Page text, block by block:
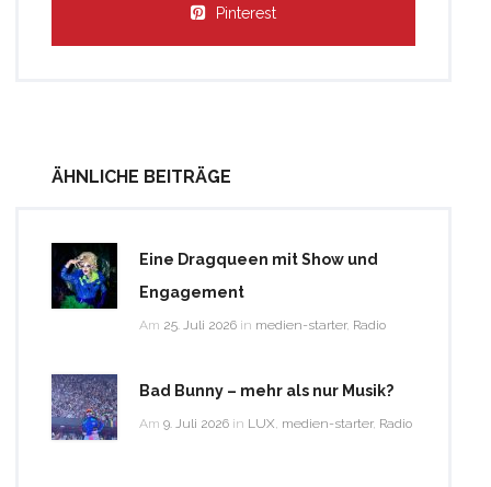
Pinterest
ÄHNLICHE BEITRÄGE
Eine Dragqueen mit Show und
Engagement
Am 25. Juli 2026 in medien-starter, Radio
Bad Bunny – mehr als nur Musik?
Am 9. Juli 2026 in LUX, medien-starter, Radio